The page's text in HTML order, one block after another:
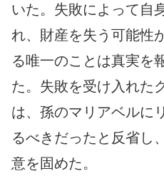
いた。失敗によって自
れ、財産を失う可能性
る唯一のことは真実を
た。失敗を受け入れた
は、孫のマリアベルに
るべきだったと反省し
意を固めた。